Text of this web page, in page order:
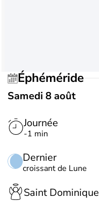
Éphéméride
Samedi 8 août
Journée
-1 min
Dernier
croissant de Lune
Saint Dominique